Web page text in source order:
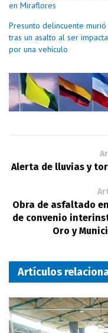
en Miraflores
Presunto delincuente murió
tras un asalto al ser
por una vehículo
Alerta de lluvias y
Obra de asfaltado
de convenio
Oro y
Artículos